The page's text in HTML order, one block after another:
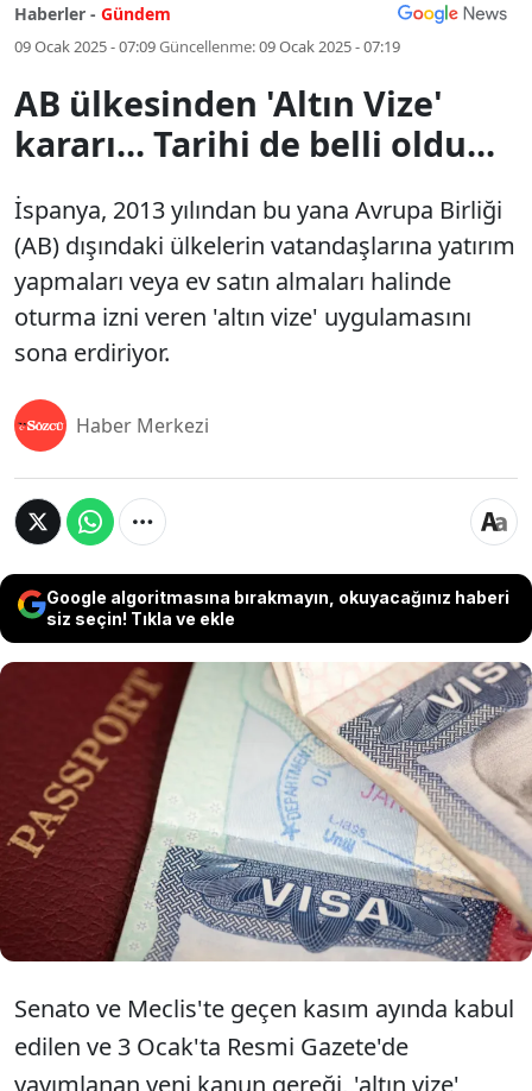
Haberler - Gündem
09 Ocak 2025 - 07:09Güncellenme:09 Ocak 2025 - 07:19
AB ülkesinden 'Altın Vize'
kararı... Tarihi de belli oldu...
İspanya, 2013 yılından bu yana Avrupa Birliği
(AB) dışındaki ülkelerin vatandaşlarına yatırım
yapmaları veya ev satın almaları halinde
oturma izni veren 'altın vize' uygulamasını
sona erdiriyor.
Haber Merkezi
Google algoritmasına bırakmayın, okuyacağınız haberi
siz seçin! Tıkla ve ekle
İspanya, 2013 yılından bu yana Avrupa Birliği
(AB) dışındaki ülkelerin vatandaşlarına
yatırım yapmaları veya ev satın almaları
halinde oturma izni veren 'altın vize'
uygulamasını sona erdiriyor.
Senato ve Meclis'te geçen kasım ayında kabul
edilen ve 3 Ocak'ta Resmi Gazete'de
yayımlanan yeni kanun gereği, 'altın vize'